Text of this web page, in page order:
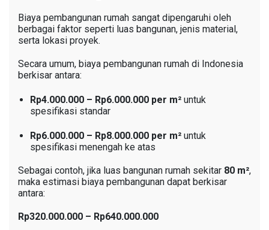
Biaya pembangunan rumah sangat dipengaruhi oleh
berbagai faktor seperti luas bangunan, jenis material,
serta lokasi proyek.
Secara umum, biaya pembangunan rumah di Indonesia
berkisar antara:
Rp4.000.000 – Rp6.000.000 per m² untuk
spesifikasi standar
Rp6.000.000 – Rp8.000.000 per m² untuk
spesifikasi menengah ke atas
Sebagai contoh, jika luas bangunan rumah sekitar 80 m²,
maka estimasi biaya pembangunan dapat berkisar
antara:
Rp320.000.000 – Rp640.000.000